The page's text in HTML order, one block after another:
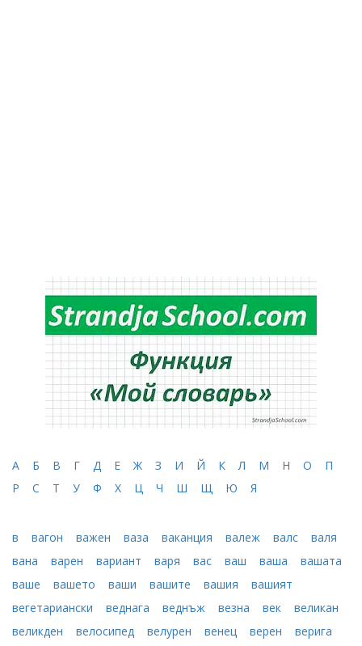
А Б В Г Д Е Ж З И Й К Л М Н О
П
Р
С Т У Ф Х Ц Ч Ш Щ Ю Я
в вагон важен ваза ваканция валеж валс
валя
вана
варен вариант варя вас ваш ваша
вашата
ваше
вашето ваши вашите вашия
вашият
вегетариански
веднага веднъж везна век
великан
великден
велосипед велурен венец верен
верига